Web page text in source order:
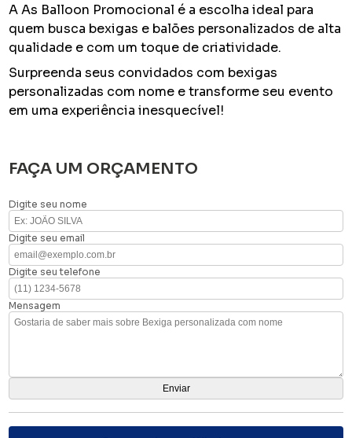
A As Balloon Promocional é a escolha ideal para
quem busca bexigas e balões personalizados de alta
qualidade e com um toque de criatividade.
Surpreenda seus convidados com bexigas
personalizadas com nome e transforme seu evento
em uma experiência inesquecível!
FAÇA UM ORÇAMENTO
Digite seu nome
Digite seu email
Digite seu telefone
Mensagem